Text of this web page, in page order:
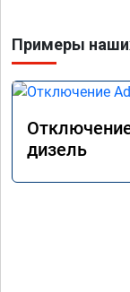
Примеры
дизель